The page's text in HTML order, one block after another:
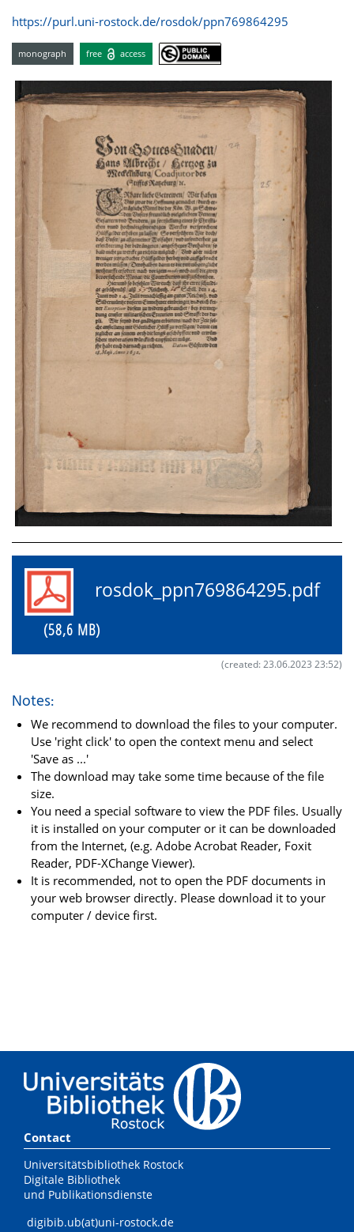
https://purl.uni-rostock.de/rosdok/ppn769864295
monograph free access
rosdok_ppn769864295.pdf
(58,6 MB)
(created: 23.06.2023 23:52)
Notes:
We recommend to download the files to your computer.
Use 'right click' to open the context menu and select
'Save as ...'
The download may take some time because of the file
size.
You need a special software to view the PDF files. Usually
it is installed on your computer or it can be downloaded
from the Internet, (e.g. Adobe Acrobat Reader, Foxit
Reader, PDF-XChange Viewer).
It is recommended, not to open the PDF documents in
your web browser directly. Please download it to your
computer / device first.
Contact
Universitätsbibliothek Rostock
Digitale Bibliothek
und Publikationsdienste
digibib.ub(at)uni-rostock.de